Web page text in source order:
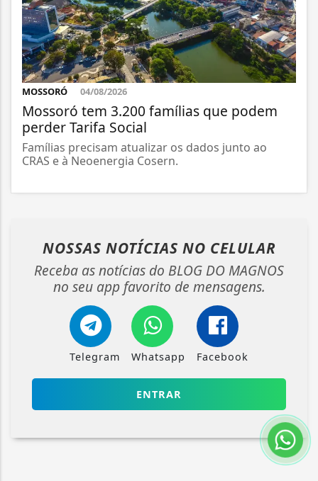
MOSSORÓ 04/08/2026
Mossoró tem 3.200 famílias que podem
perder Tarifa Social
Famílias precisam atualizar os dados junto ao
CRAS e à Neoenergia Cosern.
NOSSAS NOTÍCIAS NO CELULAR
Receba as notícias do BLOG DO MAGNOS
no seu app favorito de mensagens.
Telegram Whatsapp Facebook
ENTRAR